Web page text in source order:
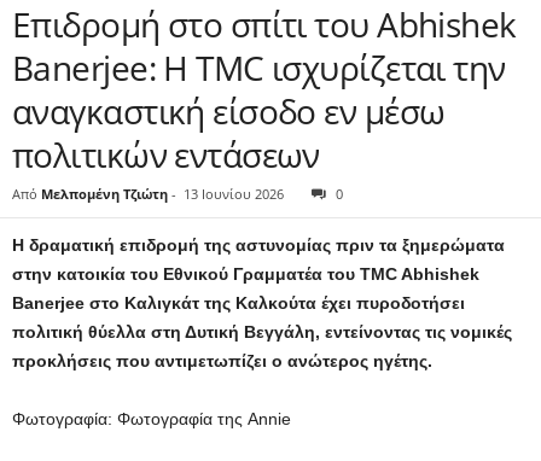
Επιδρομή στο σπίτι του Abhishek
Banerjee: Η TMC ισχυρίζεται την
αναγκαστική είσοδο εν μέσω
πολιτικών εντάσεων
Από Μελπομένη Τζιώτη - 13 Ιουνίου 2026 0
Η δραματική επιδρομή της αστυνομίας πριν τα ξημερώματα
στην κατοικία του Εθνικού Γραμματέα του TMC Abhishek
Banerjee στο Καλιγκάτ της Καλκούτα έχει πυροδοτήσει
πολιτική θύελλα στη Δυτική Βεγγάλη, εντείνοντας τις νομικές
προκλήσεις που αντιμετωπίζει ο ανώτερος ηγέτης.
Φωτογραφία: Φωτογραφία της Annie